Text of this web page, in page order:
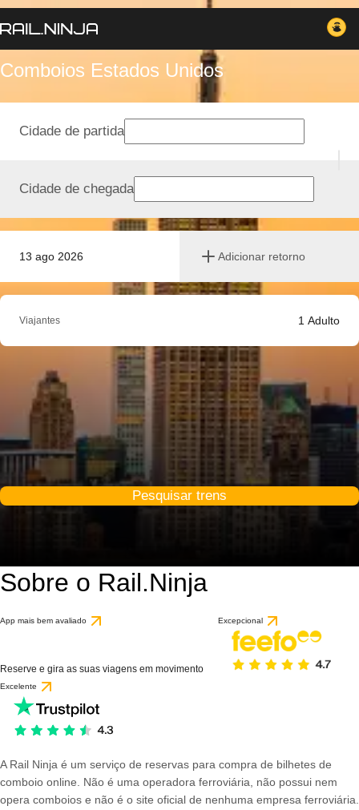
Comboios Estados Unidos
13 ago 2026 Adicionar retorno
Cidade de partida
Cidade de chegada
Viajantes 1 Adulto
Pesquisar trens
Sobre o Rail.Ninja
App mais bem avaliado
Reserve e gira as suas viagens em movimento
Excepcional
Excelente
A Rail Ninja é um serviço de reservas para compra de bilhetes de
comboio online. Não é uma operadora ferroviária, não possui nem
opera comboios e não é o site oficial de nenhuma empresa ferroviária.